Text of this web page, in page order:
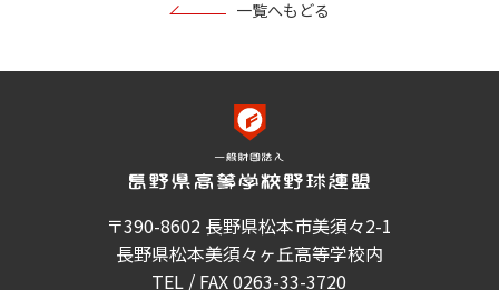
一覧へもどる
〒390-8602 長野県松本市美須々2-1
長野県松本美須々ヶ丘高等学校内
TEL / FAX 0263-33-3720